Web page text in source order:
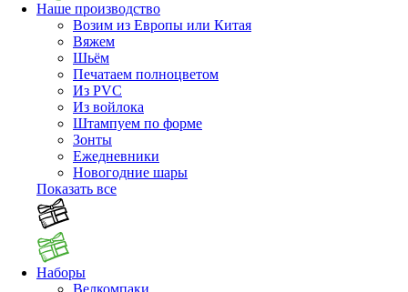
Наше производство
Возим из Европы или Китая
Вяжем
Шьём
Печатаем полноцветом
Из PVC
Из войлока
Штампуем по форме
Зонты
Ежедневники
Новогодние шары
Показать все
Наборы
Велкомпаки